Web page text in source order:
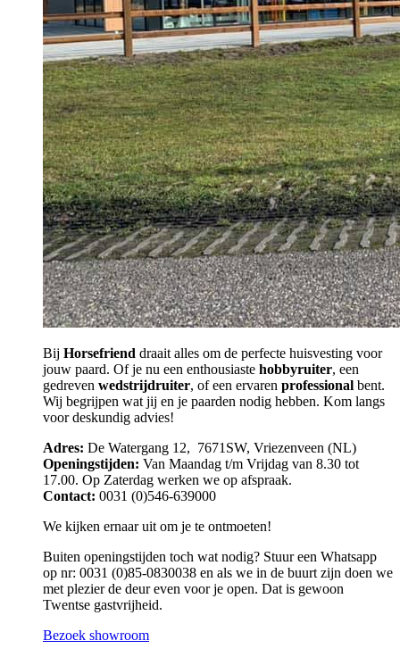
Bij Horsefriend draait alles om de perfecte huisvesting voor
jouw paard. Of je nu een enthousiaste hobbyruiter, een
gedreven wedstrijdruiter, of een ervaren professional bent.
Wij begrijpen wat jij en je paarden nodig hebben. Kom langs
voor deskundig advies!
Adres: De Watergang 12, 7671SW, Vriezenveen (NL)
Openingstijden: Van Maandag t/m Vrijdag van 8.30 tot
17.00. Op Zaterdag werken we op afspraak.
Contact: 0031 (0)546-639000
We kijken ernaar uit om je te ontmoeten!
Buiten openingstijden toch wat nodig? Stuur een Whatsapp
op nr: 0031 (0)85-0830038 en als we in de buurt zijn doen we
met plezier de deur even voor je open. Dat is gewoon
Twentse gastvrijheid.
Bezoek showroom